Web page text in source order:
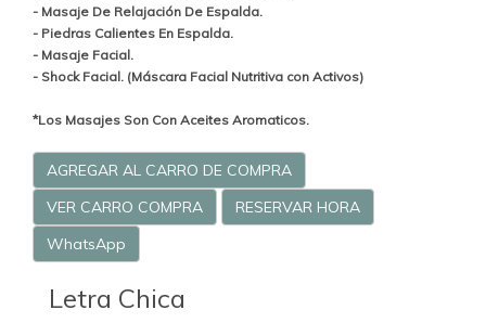
- Masaje De Relajación De Espalda.
- Piedras Calientes En Espalda.
- Masaje Facial.
- Shock Facial. (Máscara Facial Nutritiva con Activos)
*Los Masajes Son Con Aceites Aromaticos.
AGREGAR AL CARRO DE COMPRA
VER CARRO COMPRA
RESERVAR HORA
WhatsApp
Letra Chica